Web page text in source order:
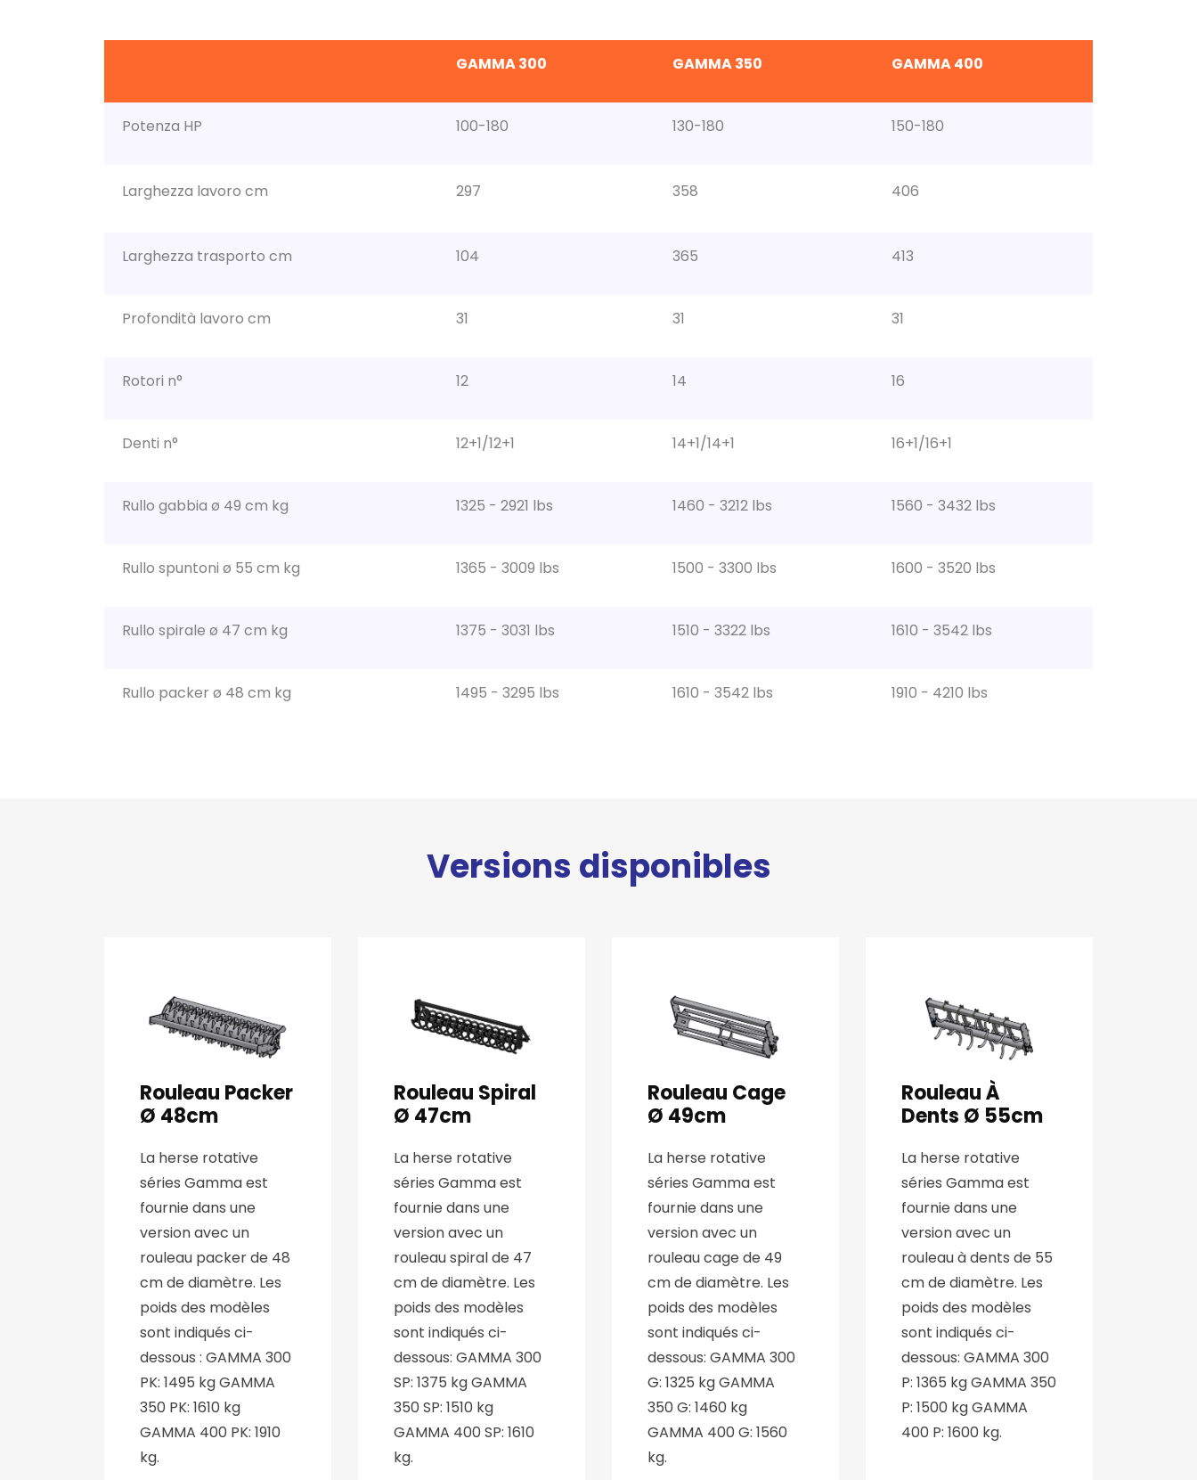
GAMMA 300 GAMMA 350 GAMMA 400
Potenza HP 100-180 130-180 150-180
Larghezza lavoro cm 297 358 406
Larghezza trasporto cm 104 365 413
Profondità lavoro cm 31 31 31
Rotori n° 12 14 16
Denti n° 12+1/12+1 14+1/14+1 16+1/16+1
Rullo gabbia ø 49 cm kg 1325 - 2921 lbs 1460 - 3212 lbs 1560 - 3432 lbs
Rullo spuntoni ø 55 cm kg 1365 - 3009 lbs 1500 - 3300 lbs 1600 - 3520 lbs
Rullo spirale ø 47 cm kg 1375 - 3031 lbs 1510 - 3322 lbs 1610 - 3542 lbs
Rullo packer ø 48 cm kg 1495 - 3295 lbs 1610 - 3542 lbs 1910 - 4210 lbs
Versions disponibles
Rouleau Packer
Ø 48cm
La herse rotative
séries Gamma est
fournie dans une
version avec un
rouleau packer de 48
cm de diamètre. Les
poids des modèles
sont indiqués ci-
dessous : GAMMA 300
PK: 1495 kg GAMMA
350 PK: 1610 kg
GAMMA 400 PK: 1910
kg.
Rouleau Spiral
Ø 47cm
La herse rotative
séries Gamma est
fournie dans une
version avec un
rouleau spiral de 47
cm de diamètre. Les
poids des modèles
sont indiqués ci-
dessous: GAMMA 300
SP: 1375 kg GAMMA
350 SP: 1510 kg
GAMMA 400 SP: 1610
kg.
Rouleau Cage
Ø 49cm
La herse rotative
séries Gamma est
fournie dans une
version avec un
rouleau cage de 49
cm de diamètre. Les
poids des modèles
sont indiqués ci-
dessous: GAMMA 300
G: 1325 kg GAMMA
350 G: 1460 kg
GAMMA 400 G: 1560
kg.
Rouleau À
Dents Ø 55cm
La herse rotative
séries Gamma est
fournie dans une
version avec un
rouleau à dents de 55
cm de diamètre. Les
poids des modèles
sont indiqués ci-
dessous: GAMMA 300
P: 1365 kg GAMMA 350
P: 1500 kg GAMMA
400 P: 1600 kg.